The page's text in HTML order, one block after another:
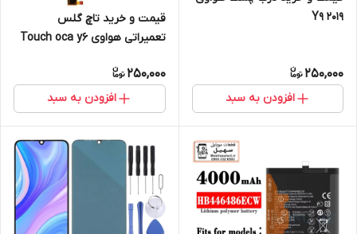
Y9 2019
250,000
افزودن به سبد
قیمت و خرید تاچ گلس
تعمیراتی هواوی Touch oca y6
250,000
افزودن به سبد